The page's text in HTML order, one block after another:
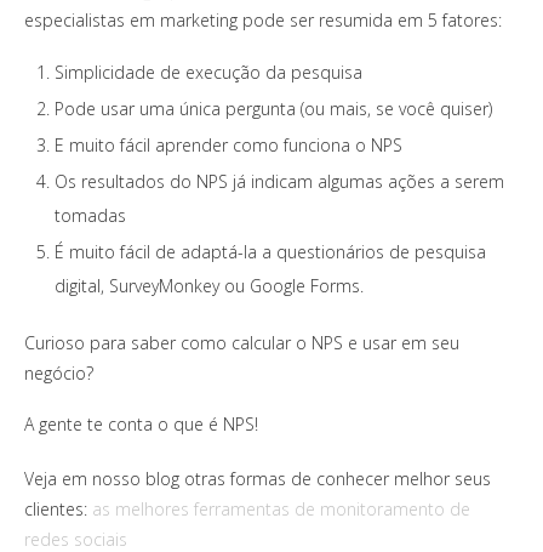
especialistas em marketing pode ser resumida em 5 fatores:
Simplicidade de execução da pesquisa
Pode usar uma única pergunta (ou mais, se você quiser)
E muito fácil aprender como funciona o NPS
Os resultados do NPS já indicam algumas ações a serem
tomadas
É muito fácil de adaptá-la a questionários de pesquisa
digital, SurveyMonkey ou Google Forms.
Curioso para saber como calcular o NPS e usar em seu
negócio?
A gente te conta o que é NPS!
Veja em nosso blog otras formas de conhecer melhor seus
clientes: as melhores ferramentas de monitoramento de
redes sociais